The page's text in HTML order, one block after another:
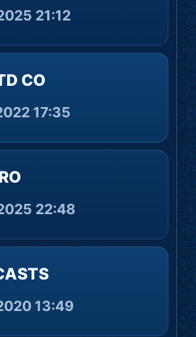
21:12
CO
17:35
22:48
13:49